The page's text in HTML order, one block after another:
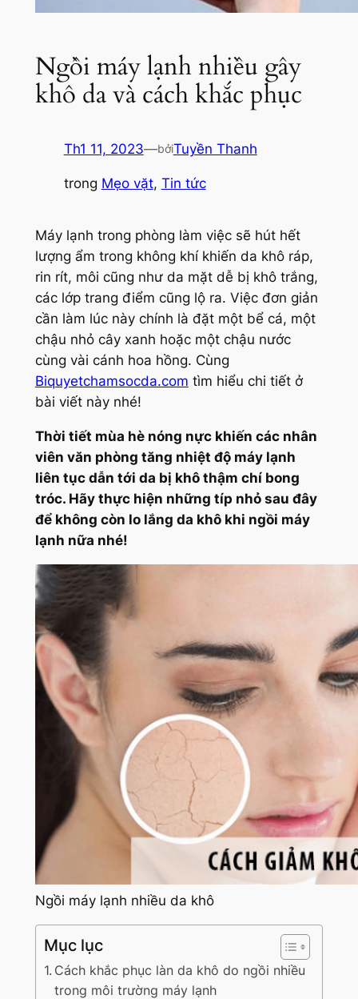
Ngồi máy lạnh nhiều gây
khô da và cách khắc phục
Th1 11, 2023—bởiTuyền Thanh
trong Mẹo vặt, Tin tức
Máy lạnh trong phòng làm việc sẽ hút hết
lượng ẩm trong không khí khiến da khô ráp,
rin rít, môi cũng như da mặt dễ bị khô trắng,
các lớp trang điểm cũng lộ ra. Việc đơn giản
cần làm lúc này chính là đặt một bể cá, một
chậu nhỏ cây xanh hoặc một chậu nước
cùng vài cánh hoa hồng. Cùng
Biquyetchamsocda.com tìm hiểu chi tiết ở
bài viết này nhé!
Thời tiết mùa hè nóng nực khiến các nhân
viên văn phòng tăng nhiệt độ máy lạnh
liên tục dẫn tới da bị khô thậm chí bong
tróc. Hãy thực hiện những típ nhỏ sau đây
để không còn lo lắng da khô khi ngồi máy
lạnh nữa nhé!
Ngồi máy lạnh nhiều da khô
Mục lục
Cách khắc phục làn da khô do ngồi nhiều
trong môi trường máy lạnh